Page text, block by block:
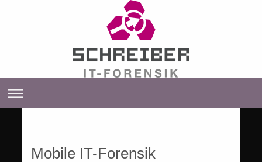
Mobile IT-Forensik